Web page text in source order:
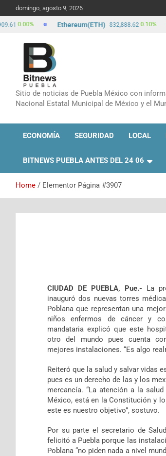
domingo, agosto 9, 2026
Sitio de noticias de Puebla México con
Nacional Estatal Municipal de México y el
ECONOMÍA SEGURIDAD LOCAL
BITNEWS PUEBLA ANTES DEL 24 06
Home Elementor Página #3907
CIUDAD DE PUEBLA, Pue.- La
inauguró dos nuevas torres
Poblana que representan una
niños enfermos de cáncer y
mandataria explicó que este
otro del mundo pues cuenta
mejores instalaciones. “Es algo
Reiteró que la salud y salvar vidas
pues es un derecho de las y los
mercancía. “La atención a la
México, está en la Constitución y
este es nuestro objetivo”, sostuvo.
Por su parte el secretario de
felicitó a Puebla porque las
Poblana “no piden nada a nivel
0.00% Ethereum(ETH) $32,888.62 0.10%